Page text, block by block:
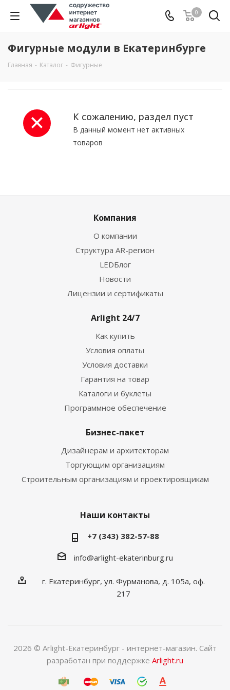
0
Фигурные модули в Екатеринбурге
Главная - Каталог - Фигурные
К сожалению, раздел пуст
В данный момент нет активных
товаров
Компания
О компании
Структура AR-регион
LEDБлог
Новости
Лицензии и сертификаты
Arlight 24/7
Как купить
Условия оплаты
Условия доставки
Гарантия на товар
Каталоги и буклеты
Программное обеспечение
Бизнес-пакет
Дизайнерам и архитекторам
Торгующим организациям
Строительным организациям и проектировщикам
Наши контакты
+7 (343) 382-57-88
info@arlight-ekaterinburg.ru
г. Екатеринбург, ул. Фурманова, д. 105а, оф.
217
2026 © Arlight-Екатеринбург - интернет-магазин. Сайт
разработан при поддержке Arlight.ru